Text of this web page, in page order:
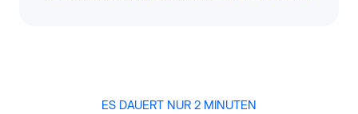
ES DAUERT NUR 2 MINUTEN